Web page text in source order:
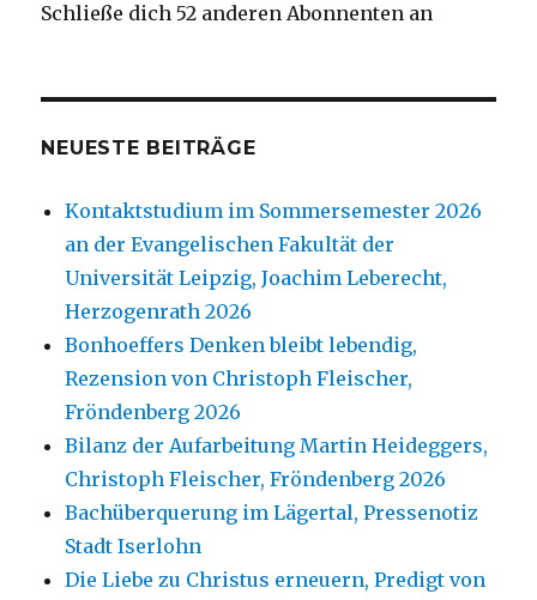
Schließe dich 52 anderen Abonnenten an
NEUESTE BEITRÄGE
Kontaktstudium im Sommersemester 2026
an der Evangelischen Fakultät der
Universität Leipzig, Joachim Leberecht,
Herzogenrath 2026
Bonhoeffers Denken bleibt lebendig,
Rezension von Christoph Fleischer,
Fröndenberg 2026
Bilanz der Aufarbeitung Martin Heideggers,
Christoph Fleischer, Fröndenberg 2026
Bachüberquerung im Lägertal, Pressenotiz
Stadt Iserlohn
Die Liebe zu Christus erneuern, Predigt von